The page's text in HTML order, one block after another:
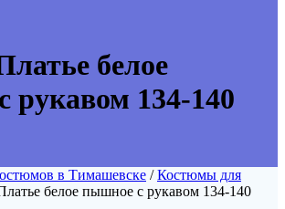
белое
рукавом 134-140
в Тимашевске /Костюмы для
белое пышное с рукавом 134-140